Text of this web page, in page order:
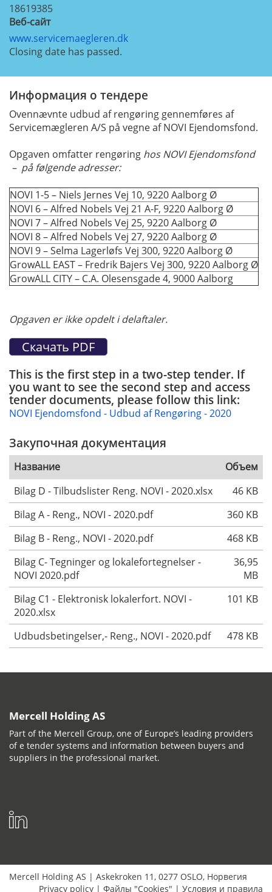
18619385
Веб-сайт
www.servicemaegleren.dk
Closing date has passed.
Информация о тендере
Ovennævnte udbud af rengøring gennemføres af
Servicemægleren A/S på vegne af NOVI Ejendomsfond.
Opgaven omfatter rengøring hos NOVI Ejendomsfond
– på følgende adresser:
NOVI 1-5 – Niels Jernes Vej 10, 9220 Aalborg Ø
NOVI 6 – Alfred Nobels Vej 21 A-F, 9220 Aalborg Ø
NOVI 7 – Alfred Nobels Vej 25, 9220 Aalborg Ø
NOVI 8 – Alfred Nobels Vej 27, 9220 Aalborg Ø
NOVI 9 – Selma Lagerløfs Vej 300, 9220 Aalborg Ø
GrowALL EAST – Fredrik Bajers Vej 300, 9220 Aalborg Ø
GrowALL CITY – C.A. Olesensgade 4, 9000 Aalborg
Opgaven er ikke opdelt i delaftaler.
This is the first step in a two-step tender. If
you want to see the second step and access
tender documents, please follow this link:
NOVI Ejendomsfond - Udbud af Rengøring - 2020
Закупочная документация
Название
Объем
Bilag D - Tilbudslister Reng. NOVI - 2020.xlsx
46 KB
Bilag A - Reng., NOVI - 2020.pdf
360 KB
Bilag B - Reng., NOVI - 2020.pdf
468 KB
Bilag C- Tegninger og lokalefortegnelser -
NOVI 2020.pdf
36,95
MB
Bilag C1 - Elektronisk lokalerfort. NOVI -
2020.xlsx
101 KB
Udbudsbetingelser,- Reng., NOVI - 2020.pdf 478 KB
Mercell Holding AS
Part of the Mercell Group, one of Europe’s leading providers
of e tender systems and information between buyers and
suppliers in the professional market.
Mercell Holding AS | Askekroken 11, 0277 OSLO, Норвегия
Privacy policy | Файлы "Cookies" | Условия и правила